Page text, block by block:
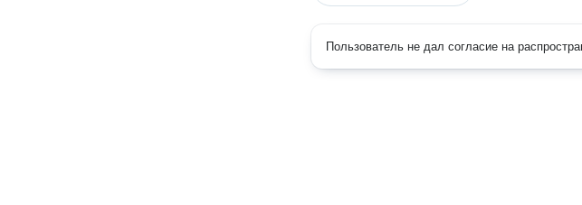
Пользователь не дал согласие на